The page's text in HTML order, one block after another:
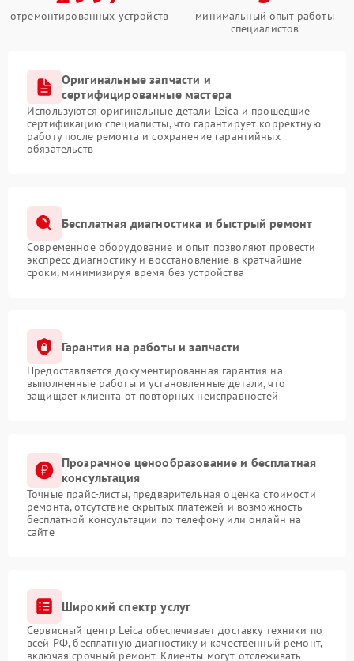
отремонтированных устройств
минимальный опыт работы
специалистов
Оригинальные запчасти и
сертифицированные мастера
Используются оригинальные детали Leica и прошедшие
сертификацию специалисты, что гарантирует корректную
работу после ремонта и сохранение гарантийных
обязательств
Бесплатная диагностика и быстрый ремонт
Современное оборудование и опыт позволяют провести
экспресс-диагностику и восстановление в кратчайшие
сроки, минимизируя время без устройства
Гарантия на работы и запчасти
Предоставляется документированная гарантия на
выполненные работы и установленные детали, что
защищает клиента от повторных неисправностей
Прозрачное ценообразование и бесплатная
консультация
Точные прайс-листы, предварительная оценка стоимости
ремонта, отсутствие скрытых платежей и возможность
бесплатной консультации по телефону или онлайн на
сайте
Широкий спектр услуг
Сервисный центр Leica обеспечивает доставку техники по
всей РФ, бесплатную диагностику и качественный ремонт,
включая срочный ремонт. Клиенты могут отслеживать